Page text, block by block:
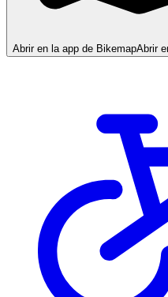
Abrir en la app de BikemapAbrir